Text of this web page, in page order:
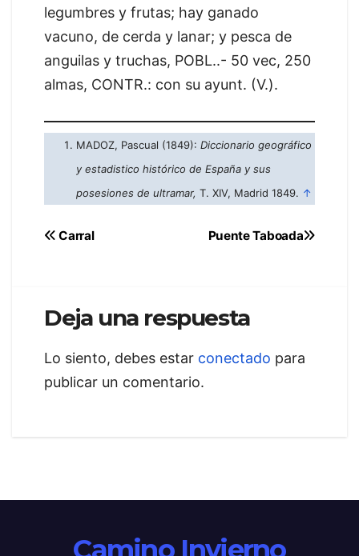
legumbres y frutas; hay ganado
vacuno, de cerda y lanar; y pesca de
anguilas y truchas, POBL..- 50 vec, 250
almas, CONTR.: con su ayunt. (V.).
MADOZ, Pascual (1849): Diccionario geográfico
y estadistico histórico de España y sus
posesiones de ultramar, T. XIV, Madrid 1849. ↑
Navegación
entradas
Puente Taboada
Carral
Deja una respuesta
Lo siento, debes estar conectado para
publicar un comentario.